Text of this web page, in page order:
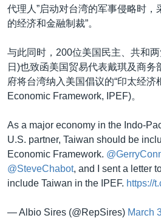
代理人”启动对台湾的军事侵略时，
的经济和金融制裁”。
与此同时，200位美国民主、共和
日)也致函美国贸易代表戴琪及商务
府将台湾纳入美国倡议的“印太经济
Economic Framework, IPEF)。
As a major economy in the Indo-
U.S. partner, Taiwan should be
Economic Framework.
@SteveChabot, and I sent a letter
include Taiwan in the IPEF. https://
— Albio Sires (@RepSires) March